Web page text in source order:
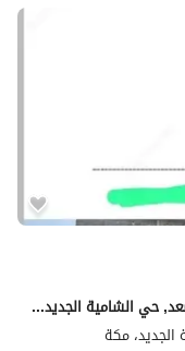
عمارة للبيع في شارع الامير سعد ابن فهد ابن سعد, حي الشامية الجديد, مدينة مكه المكرمه, منطقة مكة المكرمة
مكة